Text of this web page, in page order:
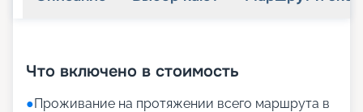
Что включено в стоимость
●Проживание на протяжении всего маршрута в